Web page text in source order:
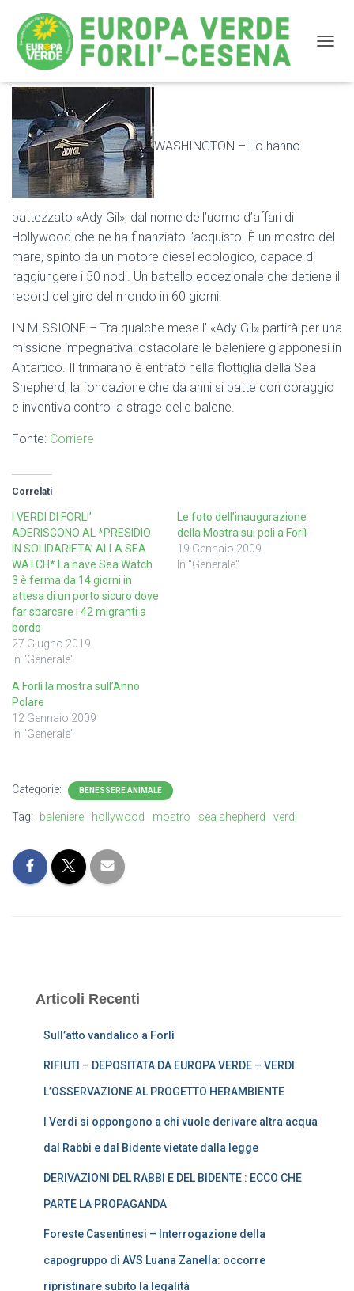
Un “mostro” del mare contro le baleniere
WASHINGTON – Lo hanno
battezzato «Ady Gil», dal nome dell’uomo d’affari di
Hollywood che ne ha finanziato l’acquisto. È un mostro del
mare, spinto da un motore diesel ecologico, capace di
raggiungere i 50 nodi. Un battello eccezionale che detiene il
record del giro del mondo in 60 giorni.
IN MISSIONE – Tra qualche mese l’ «Ady Gil» partirà per una
missione impegnativa: ostacolare le baleniere giapponesi in
Antartico. Il trimarano è entrato nella flottiglia della Sea
Shepherd, la fondazione che da anni si batte con coraggio
e inventiva contro la strage delle balene.
Fonte: Corriere
Correlati
I VERDI DI FORLI’
ADERISCONO AL *PRESIDIO
IN SOLIDARIETA’ ALLA SEA
WATCH* La nave Sea Watch
3 è ferma da 14 giorni in
attesa di un porto sicuro dove
far sbarcare i 42 migranti a
bordo
27 Giugno 2019
In "Generale"
Le foto dell’inaugurazione
della Mostra sui poli a Forlì
19 Gennaio 2009
In "Generale"
A Forlì la mostra sull’Anno
Polare
12 Gennaio 2009
In "Generale"
Categorie: BENESSERE ANIMALE
Tag: baleniere hollywood mostro sea shepherd verdi
Articoli Recenti
Sull’atto vandalico a Forlì
RIFIUTI – DEPOSITATA DA EUROPA VERDE – VERDI
L’OSSERVAZIONE AL PROGETTO HERAMBIENTE
I Verdi si oppongono a chi vuole derivare altra acqua
dal Rabbi e dal Bidente vietate dalla legge
DERIVAZIONI DEL RABBI E DEL BIDENTE : ECCO CHE
PARTE LA PROPAGANDA
Foreste Casentinesi – Interrogazione della
capogruppo di AVS Luana Zanella: occorre
ripristinare subito la legalità